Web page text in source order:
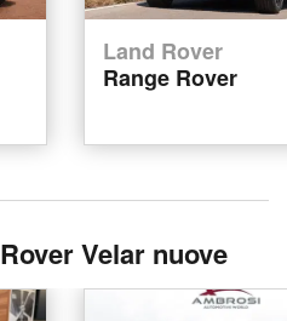
Land Rover
Range Rover
Velar nuove